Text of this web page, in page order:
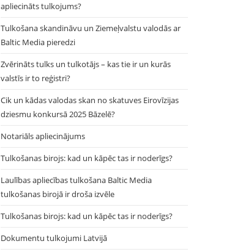
apliecināts tulkojums?
Tulkošana skandināvu un Ziemeļvalstu valodās ar
Baltic Media pieredzi
Zvērināts tulks un tulkotājs – kas tie ir un kurās
valstīs ir to reģistri?
Cik un kādas valodas skan no skatuves Eirovīzijas
dziesmu konkursā 2025 Bāzelē?
Notariāls apliecinājums
Tulkošanas birojs: kad un kāpēc tas ir noderīgs?
Laulības apliecības tulkošana Baltic Media
tulkošanas birojā ir droša izvēle
Tulkošanas birojs: kad un kāpēc tas ir noderīgs?
Dokumentu tulkojumi Latvijā